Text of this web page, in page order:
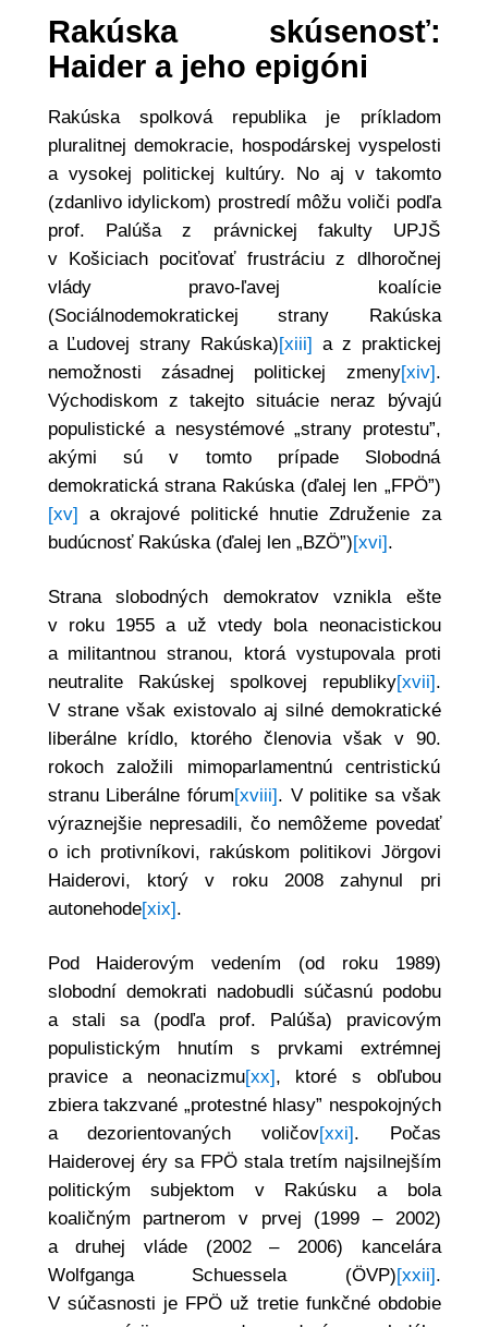
Rakúska skúsenosť:
Haider a jeho epigóni
Rakúska spolková republika je príkladom
pluralitnej demokracie, hospodárskej vyspelosti
a vysokej politickej kultúry. No aj v takomto
(zdanlivo idylickom) prostredí môžu voliči podľa
prof. Palúša z právnickej fakulty UPJŠ
v Košiciach pociťovať frustráciu z dlhoročnej
vlády pravo-ľavej koalície
(Sociálnodemokratickej strany Rakúska
a Ľudovej strany Rakúska)[xiii] a z praktickej
nemožnosti zásadnej politickej zmeny[xiv].
Východiskom z takejto situácie neraz bývajú
populistické a nesystémové „strany protestu”,
akými sú v tomto prípade Slobodná
demokratická strana Rakúska (ďalej len „FPÖ”)
[xv] a okrajové politické hnutie Združenie za
budúcnosť Rakúska (ďalej len „BZÖ”)[xvi].
Strana slobodných demokratov vznikla ešte
v roku 1955 a už vtedy bola neonacistickou
a militantnou stranou, ktorá vystupovala proti
neutralite Rakúskej spolkovej republiky[xvii].
V strane však existovalo aj silné demokratické
liberálne krídlo, ktorého členovia však v 90.
rokoch založili mimoparlamentnú centristickú
stranu Liberálne fórum[xviii]. V politike sa však
výraznejšie nepresadili, čo nemôžeme povedať
o ich protivníkovi, rakúskom politikovi Jörgovi
Haiderovi, ktorý v roku 2008 zahynul pri
autonehode[xix].
Pod Haiderovým vedením (od roku 1989)
slobodní demokrati nadobudli súčasnú podobu
a stali sa (podľa prof. Palúša) pravicovým
populistickým hnutím s prvkami extrémnej
pravice a neonacizmu[xx], ktoré s obľubou
zbiera takzvané „protestné hlasy” nespokojných
a dezorientovaných voličov[xxi]. Počas
Haiderovej éry sa FPÖ stala tretím najsilnejším
politickým subjektom v Rakúsku a bola
koaličným partnerom v prvej (1999 – 2002)
a druhej vláde (2002 – 2006) kancelára
Wolfganga Schuessela (ÖVP)[xxii].
V súčasnosti je FPÖ už tretie funkčné obdobie